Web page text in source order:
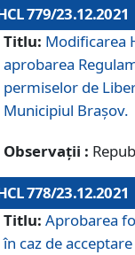
779/23.12.2021
Titlu: Modificarea
aprobarea
permiselor de
Municipiul Braşov.
Observații :
778/23.12.2021
Titlu: Aprobarea
în caz de